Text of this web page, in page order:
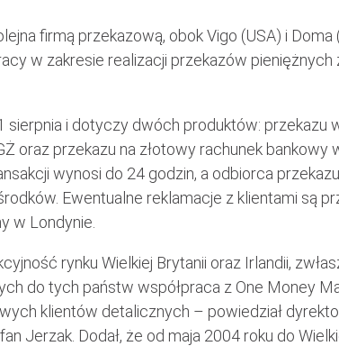
firmą przekazową, obok Vigo (USA) i Doma
w zakresie realizacji przekazów pieniężnych
sierpnia i dotyczy dwóch produktów: przekazu
oraz przekazu na złotowy rachunek bankowy
wynosi do 24 godzin, a odbiorca
Ewentualne reklamacje z klientami są
w Londynie.
rynku Wielkiej Brytanii oraz Irlandii,
do tych państw współpraca z One Money
klientów detalicznych – powiedział
Jerzak. Dodał, że od maja 2004 roku do